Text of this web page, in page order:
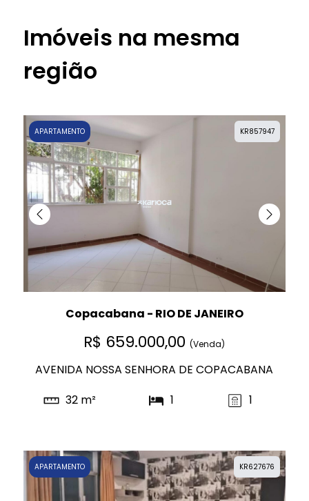
Imóveis na mesma
região
KR857947
APARTAMENTO
Copacabana - RIO DE JANEIRO
R$ 659.000,00(Venda)
AVENIDA NOSSA SENHORA DE COPACABANA
32 m²
1 1
KR627676
APARTAMENTO